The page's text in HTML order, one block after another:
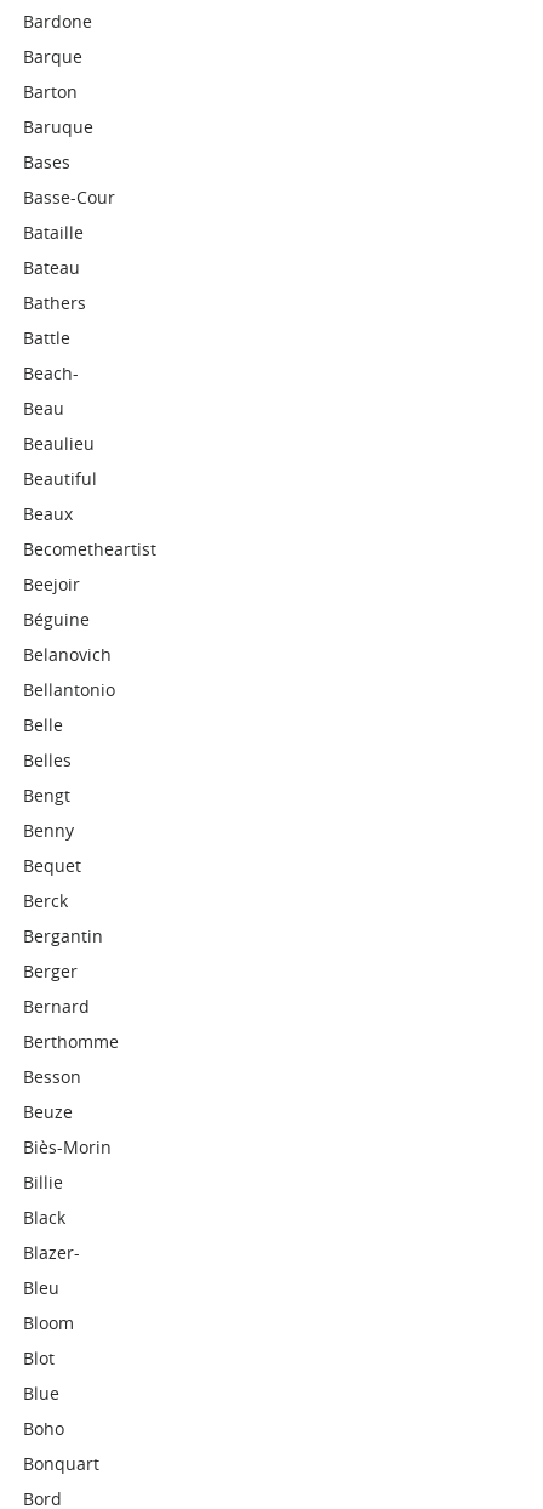
Bardone
Barque
Barton
Baruque
Bases
Basse-Cour
Bataille
Bateau
Bathers
Battle
Beach-
Beau
Beaulieu
Beautiful
Beaux
Becometheartist
Beejoir
Béguine
Belanovich
Bellantonio
Belle
Belles
Bengt
Benny
Bequet
Berck
Bergantin
Berger
Bernard
Berthomme
Besson
Beuze
Biès-Morin
Billie
Black
Blazer-
Bleu
Bloom
Blot
Blue
Boho
Bonquart
Bord